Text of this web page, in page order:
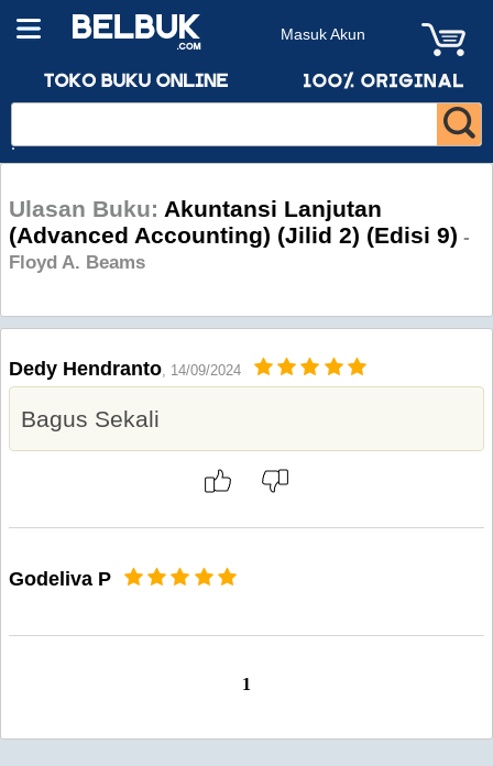
Masuk Akun
Ulasan Buku: Akuntansi Lanjutan
(Advanced Accounting) (Jilid 2) (Edisi 9) -
Floyd A. Beams
Dedy Hendranto , 14/09/2024
Bagus Sekali
Godeliva P
1